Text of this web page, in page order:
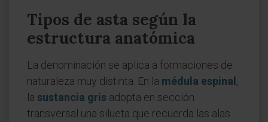
Tipos de asta según la
estructura anatómica
La denominación se aplica a formaciones de
naturaleza muy distinta. En la médula espinal ,
la sustancia gris adopta en sección
transversal una silueta que recuerda las alas